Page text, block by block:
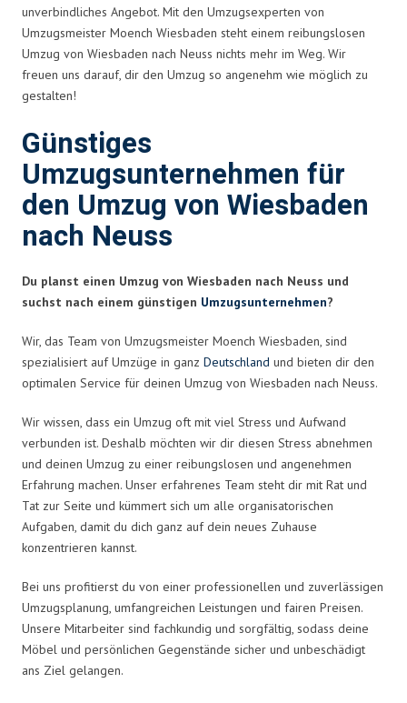
unverbindliches Angebot. Mit den Umzugsexperten von
Umzugsmeister Moench Wiesbaden steht einem reibungslosen
Umzug von Wiesbaden nach Neuss nichts mehr im Weg. Wir
freuen uns darauf, dir den Umzug so angenehm wie möglich zu
gestalten!
Günstiges
Umzugsunternehmen für
den Umzug von Wiesbaden
nach Neuss
Du planst einen Umzug von Wiesbaden nach Neuss und
suchst nach einem günstigen Umzugsunternehmen?
Wir, das Team von Umzugsmeister Moench Wiesbaden, sind
spezialisiert auf Umzüge in ganz Deutschland und bieten dir den
optimalen Service für deinen Umzug von Wiesbaden nach Neuss.
Wir wissen, dass ein Umzug oft mit viel Stress und Aufwand
verbunden ist. Deshalb möchten wir dir diesen Stress abnehmen
und deinen Umzug zu einer reibungslosen und angenehmen
Erfahrung machen. Unser erfahrenes Team steht dir mit Rat und
Tat zur Seite und kümmert sich um alle organisatorischen
Aufgaben, damit du dich ganz auf dein neues Zuhause
konzentrieren kannst.
Bei uns profitierst du von einer professionellen und zuverlässigen
Umzugsplanung, umfangreichen Leistungen und fairen Preisen.
Unsere Mitarbeiter sind fachkundig und sorgfältig, sodass deine
Möbel und persönlichen Gegenstände sicher und unbeschädigt
ans Ziel gelangen.